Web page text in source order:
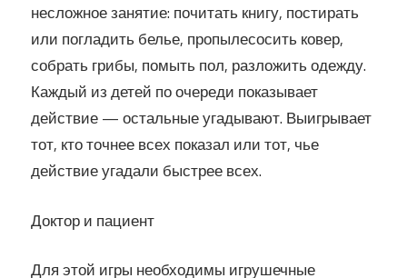
несложное занятие: почитать книгу, постирать
или погладить белье, пропылесосить ковер,
собрать грибы, помыть пол, разложить одежду.
Каждый из детей по очереди показывает
действие — остальные угадывают. Выигрывает
тот, кто точнее всех показал или тот, чье
действие угадали быстрее всех.
Доктор и пациент
Для этой игры необходимы игрушечные